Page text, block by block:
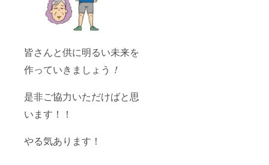
皆さんと供に明るい未来を
作っていきましょう ！
是非ご協力いただけばと思
います！！
やる気あります！